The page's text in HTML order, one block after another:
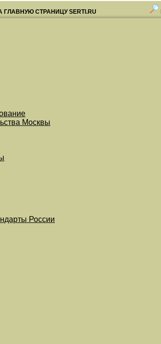
ГЛАВНУЮ СТРАНИЦУ SERTI.RU
Москвы
России